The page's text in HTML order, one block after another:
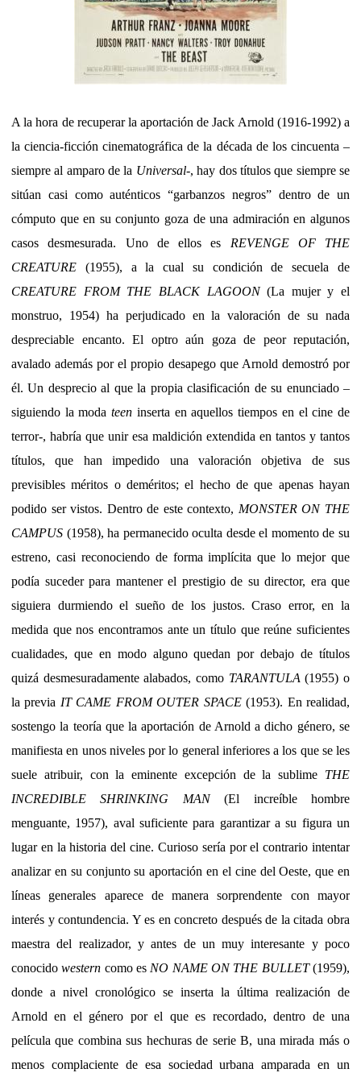
A la hora de recuperar la aportación de Jack Arnold (1916-1992) a
la ciencia-ficción cinematográfica de la década de los cincuenta –
siempre al amparo de la Universal-, hay dos títulos que siempre se
sitúan casi como auténticos “garbanzos negros” dentro de un
cómputo que en su conjunto goza de una admiración en algunos
casos desmesurada. Uno de ellos es REVENGE OF THE
CREATURE (1955), a la cual su condición de secuela de
CREATURE FROM THE BLACK LAGOON(La mujer y el
monstruo, 1954) ha perjudicado en la valoración de su nada
despreciable encanto. El optro aún goza de peor reputación,
avalado además por el propio desapego que Arnold demostró por
él. Un desprecio al que la propia clasificación de su enunciado –
siguiendo la modateen inserta en aquellos tiempos en el cine de
terror-, habría que unir esa maldición extendida en tantos y tantos
títulos, que han impedido una valoración objetiva de sus
previsibles méritos o deméritos; el hecho de que apenas hayan
podido ser vistos. Dentro de este contexto, MONSTER ON THE
CAMPUS (1958), ha permanecido oculta desde el momento de su
estreno, casi reconociendo de forma implícita que lo mejor que
podía suceder para mantener el prestigio de su director, era que
siguiera durmiendo el sueño de los justos. Craso error, en la
medida que nos encontramos ante un título que reúne suficientes
cualidades, que en modo alguno quedan por debajo de títulos
quizá desmesuradamente alabados, como TARANTULA (1955) o
la previa IT CAME FROM OUTER SPACE(1953). En realidad,
sostengo la teoría que la aportación de Arnold a dicho género, se
manifiesta en unos niveles por lo general inferiores a los que se les
suele atribuir, con la eminente excepción de la sublime THE
INCREDIBLE SHRINKING MAN(El increíble hombre
menguante, 1957), aval suficiente para garantizar a su figura un
lugar en la historia del cine. Curioso sería por el contrario intentar
analizar en su conjunto su aportación en el cine del Oeste, que en
líneas generales aparece de manera sorprendente con mayor
interés y contundencia. Y es en concreto después de la citada obra
maestra del realizador, y antes de un muy interesante y poco
conocidowestern como es NO NAME ON THE BULLET(1959),
donde a nivel cronológico se inserta la última realización de
Arnold en el género por el que es recordado, dentro de una
película que combina sus hechuras de serie B, una mirada más o
menos complaciente de esa sociedad urbana amparada en un